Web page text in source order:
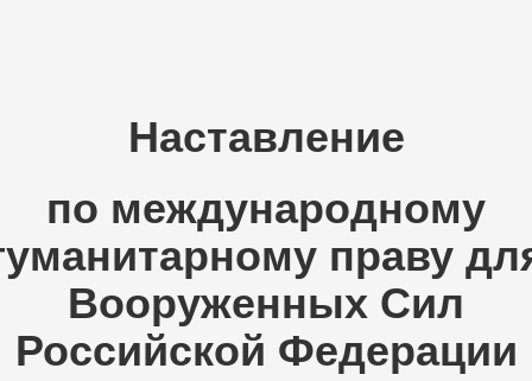
Наставление
по международному
праву
Вооруженных Сил
Российской Федерации